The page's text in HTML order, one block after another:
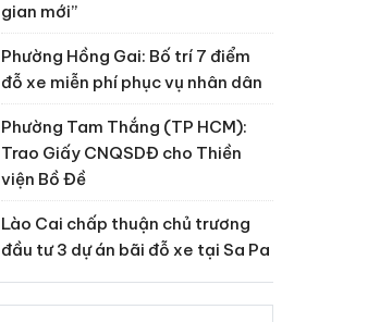
gian mới”
Phường Hồng Gai: Bố trí 7 điểm
đỗ xe miễn phí phục vụ nhân dân
Phường Tam Thắng (TP HCM):
Trao Giấy CNQSDĐ cho Thiền
viện Bồ Đề
Lào Cai chấp thuận chủ trương
đầu tư 3 dự án bãi đỗ xe tại Sa Pa